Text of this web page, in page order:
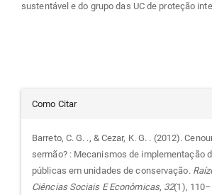
sustentável e do grupo das UC de proteção
Detalhes
do
artigo
Como Citar
Barreto, C. G. ., & Cezar, K. G. . (2012).
sermão? : Mecanismos de implementação
públicas em unidades de conservação.
Ciências Sociais E Econômicas, 32(1),